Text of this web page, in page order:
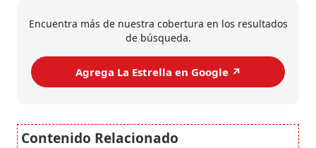
Encuentra más de nuestra cobertura en los resultados
de búsqueda.
Agrega La Estrella en Google ↗️